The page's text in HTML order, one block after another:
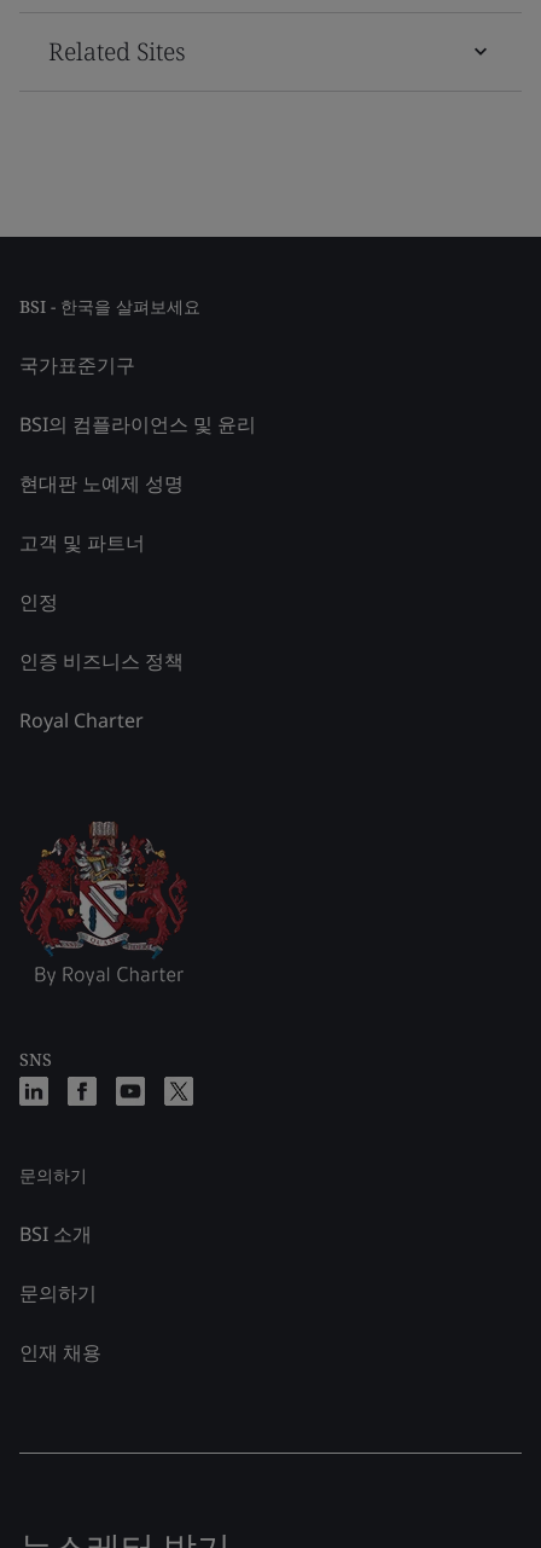
Related Sites
BSI - 한국을 살펴보세요
국가표준기구
BSI의 컴플라이언스 및 윤리
현대판 노예제 성명
고객 및 파트너
인정
인증 비즈니스 정책
Royal Charter
SNS
문의하기
BSI 소개
문의하기
인재 채용